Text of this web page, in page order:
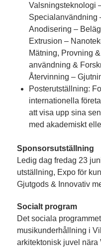
Valsningsteknologi
Specialanvändning
Anodisering –
Extrusion –
Mätning, Provning
användning &
Återvinning –
Posterutställning:
internationella
att visa upp sina
med akademiskt
Sponsorsutställning
Ledig dag fredag 23
utställning, Expo för
Gjutgods & Innovativ
Socialt program
Det sociala
musikunderhållning i
arkitektonisk juvel nära